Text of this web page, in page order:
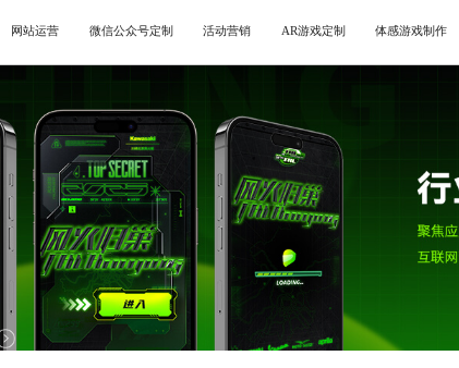
网站运营 微信公众号定制 活动营销 AR游戏定制 体感游戏制作